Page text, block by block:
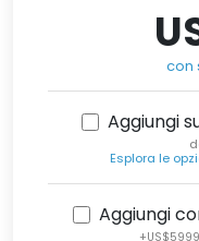
con
Aggiungi
Esplora le
Aggiungi